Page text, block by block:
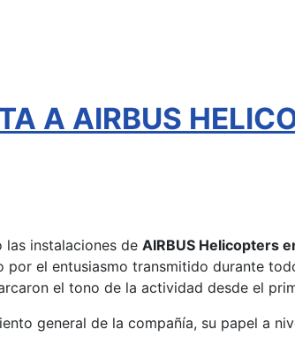
A AIRBUS
las instalaciones de AIRBUS Helicopters
el entusiasmo transmitido durante
el tono de la actividad desde el
general de la compañía, su papel a